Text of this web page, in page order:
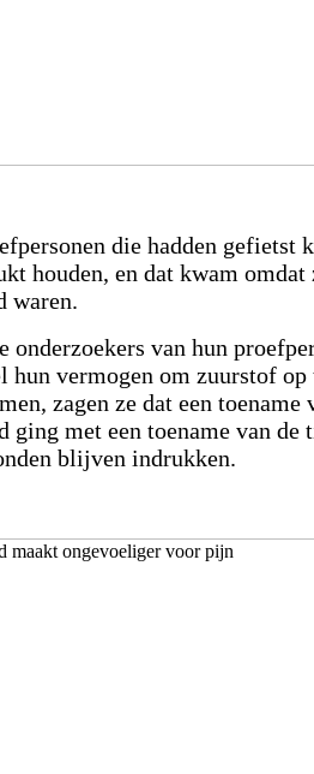
die hadden gefietst
houden, en dat kwam omdat
waren.
onderzoekers van hun
hun vermogen om zuurstof
zagen ze dat een toename
ging met een toename van de
blijven indrukken.